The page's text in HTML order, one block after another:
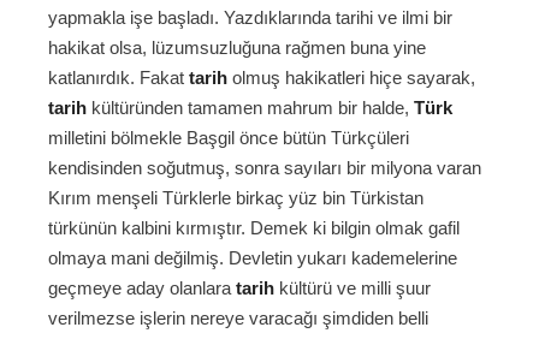
yapmakla işe başladı. Yazdıklarında tarihi ve ilmi bir
hakikat olsa, lüzumsuzluğuna rağmen buna yine
katlanırdık. Fakat tarih olmuş hakikatleri hiçe sayarak,
tarih kültüründen tamamen mahrum bir halde, Türk
milletini bölmekle Başgil önce bütün Türkçüleri
kendisinden soğutmuş, sonra sayıları bir milyona varan
Kırım menşeli Türklerle birkaç yüz bin Türkistan
türkünün kalbini kırmıştır. Demek ki bilgin olmak gafil
olmaya mani değilmiş. Devletin yukarı kademelerine
geçmeye aday olanlara tarih kültürü ve milli şuur
verilmezse işlerin nereye varacağı şimdiden belli